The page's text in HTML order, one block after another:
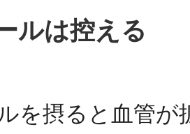
ルは控える
を摂ると血管が